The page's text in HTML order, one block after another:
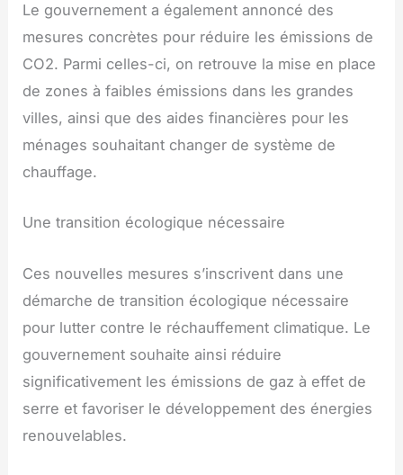
Le gouvernement a également annoncé des
mesures concrètes pour réduire les émissions de
CO2. Parmi celles-ci, on retrouve la mise en place
de zones à faibles émissions dans les grandes
villes, ainsi que des aides financières pour les
ménages souhaitant changer de système de
chauffage.
Une transition écologique nécessaire
Ces nouvelles mesures s’inscrivent dans une
démarche de transition écologique nécessaire
pour lutter contre le réchauffement climatique. Le
gouvernement souhaite ainsi réduire
significativement les émissions de gaz à effet de
serre et favoriser le développement des énergies
renouvelables.